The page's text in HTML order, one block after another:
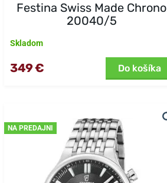
Festina Swiss Made Chrono
20040/5
Skladom
349 € Do košíka
NA PREDAJNI